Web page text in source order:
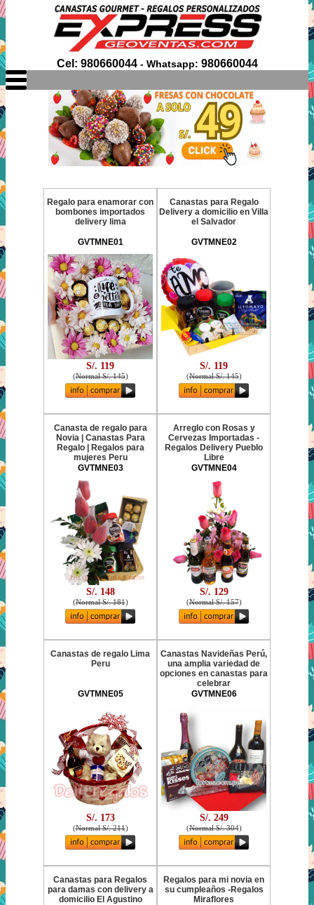
Cel: 980660044- Whatsapp: 980660044
Regalo para enamorar con
bombones importados
delivery lima
GVTMNE01
S/. 119
(Normal S/. 145)
Canastas para Regalo
Delivery a domicilio en Villa
el Salvador
GVTMNE02
S/. 119
(Normal S/. 145)
Canasta de regalo para
Novia | Canastas Para
Regalo | Regalos para
mujeres Peru
GVTMNE03
S/. 148
(Normal S/. 181)
Arreglo con Rosas y
Cervezas Importadas -
Regalos Delivery Pueblo
Libre
GVTMNE04
S/. 129
(Normal S/. 157)
Canastas de regalo Lima
Peru
GVTMNE05
S/. 173
(Normal S/. 211)
Canastas Navideñas Perú,
una amplia variedad de
opciones en canastas para
celebrar
GVTMNE06
S/. 249
(Normal S/. 304)
Canastas para Regalos
para damas con delivery a
domicilio El Agustino
Regalos para mi novia en
su cumpleaños -Regalos
Miraflores